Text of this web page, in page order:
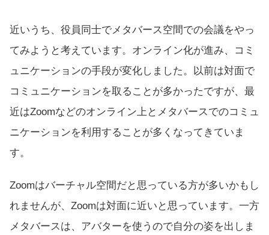
近いうち、役員同士でメタバース空間での会議をやっ
てみようと考えています。オンライン化が進み、コミ
ュニケーションの手段が変化しました。以前は対面で
コミュニケーションを取ることが多かったですが、最
近はZoomなどのオンライン上とメタバースでのコミュ
ニケーションを利用することが多くなってきていま
す。
Zoomはバーチャル空間だと思っている方が多いかもし
れませんが、Zoomは対面に近いと思っています。一方
メタバースは、アバターを使うので自分の姿を出しま